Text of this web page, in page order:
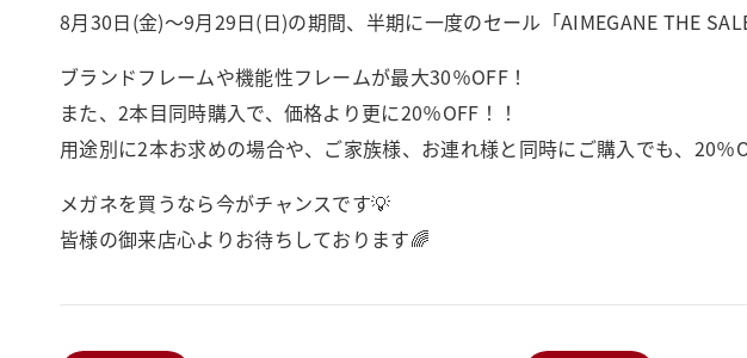
8月30日(金)～9月29日(日)の期間、半期に一度のセール「AIMEGANE THE
ブランドフレームや機能性フレームが最大30％OFF！
また、2本目同時購入で、価格より更に20％OFF！！
用途別に2本お求めの場合や、ご家族様、お連れ様と同時にご購入でも、20％
メガネを買うなら今がチャンスです💡
皆様の御来店心よりお待ちしております🌈